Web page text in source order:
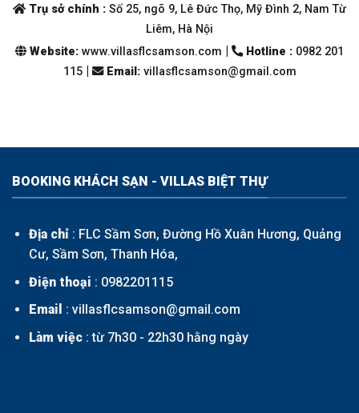
Trụ sở chính : Số 25, ngõ 9, Lê Đức Thọ, Mỹ Đình 2, Nam Từ
Liêm, Hà Nội
Website: www.villasflcsamson.com | Hotline : 0982 201
115 | Email :villasflcsamson@gmail.com
BOOKING KHÁCH SẠN - VILLAS BIỆT THỰ
Địa chỉ: FLC Sầm Sơn, Đường Hồ Xuân Hương, Quảng
Cư, Sầm Sơn, Thanh Hóa,
Điện thoại : 0982201115
Email : villasflcsamson@gmail.com
Làm việc: từ 7h30 - 22h30 hằng ngày